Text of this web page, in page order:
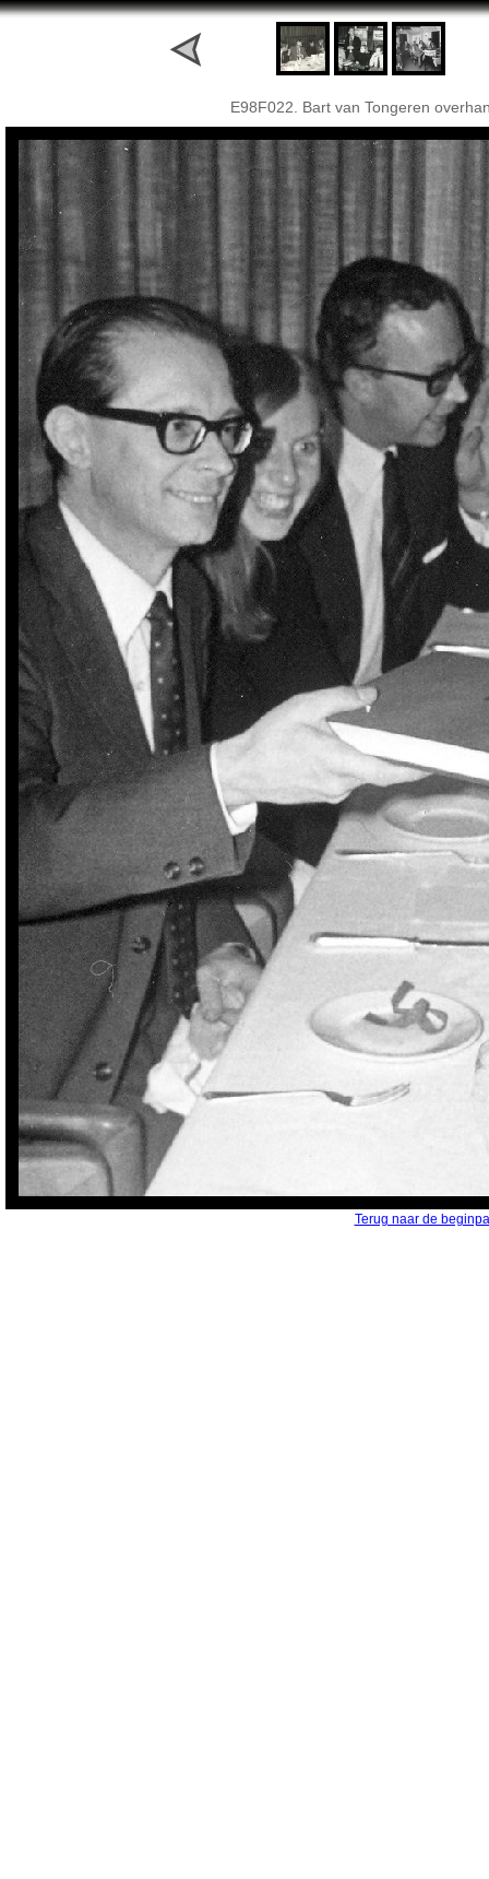
E98F022. Bart van Tongeren
Terug naar de